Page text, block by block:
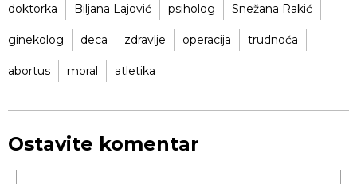
doktorka Biljana Lajović psiholog Snežana Rakić
ginekolog deca zdravlje operacija trudnoća
abortus moral atletika
Ostavite komentar